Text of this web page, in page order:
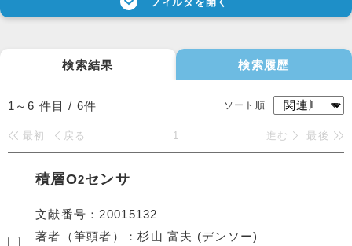
検索結果 検索履歴
1～6 件目 / 6件 ソート順
最初 戻る 1 進む 最後
積層O2センサ
文献番号
20015132
著者（筆頭者）
杉山 富夫 (デンソー)